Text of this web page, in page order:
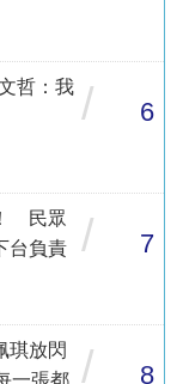
哲：我 / 6
民眾
台負責
/ 7
琪放閃
/ 8